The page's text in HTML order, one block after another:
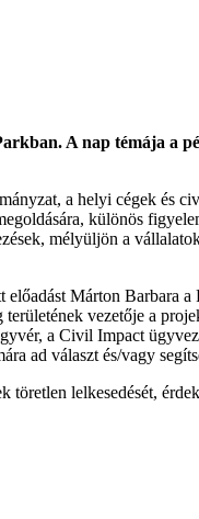
A nap témája a
a helyi cégek és
különös
mélyüljön a
Márton
vezetője a
a Civil Impact
ad választ és/vagy
töretlen lelkesedését,